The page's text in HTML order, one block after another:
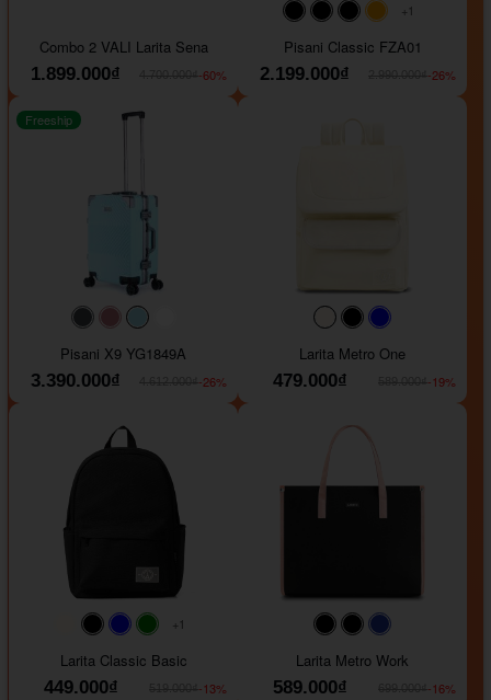
Combo 2 VALI Larita Sena
1.899.000₫
-60%
#000000#000000
#000000
#ffa500
+1
Pisani Classic FZA01
2.199.000₫
-26%
#40454a#b76e79
#9ad8e7
Freeship
Pisani X9 YG1849A
3.390.000₫
-26%
#faf0e6#000000
Larita Metro One
479.000₫
-19%
#faf0e6
#000000#0000FF#008000
+1
Larita Classic Basic
449.000₫
-13%
#000000#000000
Larita Metro Work
589.000₫
-16%